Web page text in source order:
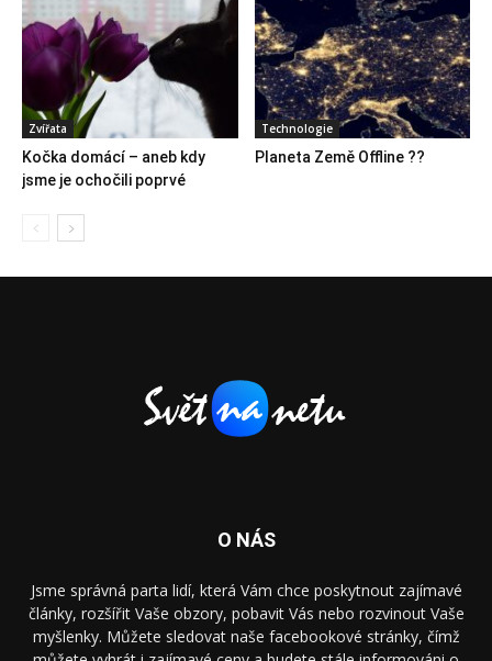
Zvířata
Kočka domácí – aneb kdy
jsme je ochočili poprvé
Technologie
Planeta Země Offline ??
O NÁS
Jsme správná parta lidí, která Vám chce poskytnout zajímavé
články, rozšířit Vaše obzory, pobavit Vás nebo rozvinout Vaše
myšlenky. Můžete sledovat naše facebookové stránky, čímž